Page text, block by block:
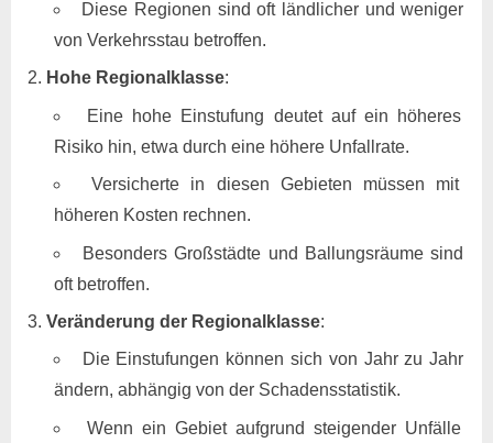
Diese Regionen sind oft ländlicher und weniger
von Verkehrsstau betroffen.
Hohe Regionalklasse:
Eine hohe Einstufung deutet auf ein höheres
Risiko hin, etwa durch eine höhere Unfallrate.
Versicherte in diesen Gebieten müssen mit
höheren Kosten rechnen.
Besonders Großstädte und Ballungsräume sind
oft betroffen.
Veränderung der Regionalklasse:
Die Einstufungen können sich von Jahr zu Jahr
ändern, abhängig von der Schadensstatistik.
Wenn ein Gebiet aufgrund steigender Unfälle